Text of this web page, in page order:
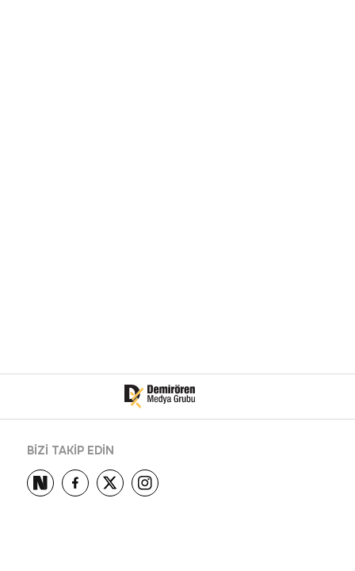
BİZİ TAKİP EDİN